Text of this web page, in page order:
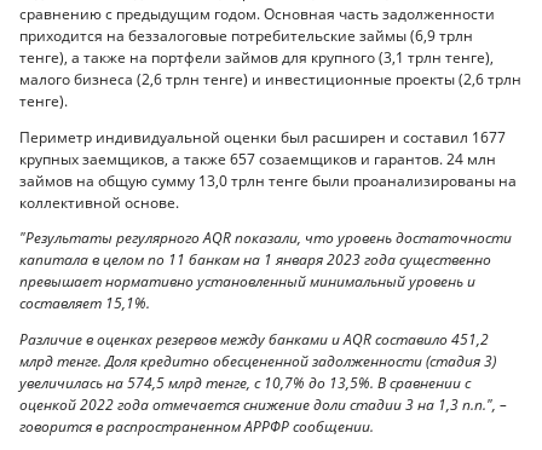
сравнению с предыдущим годом. Основная часть задолженности
приходится на беззалоговые потребительские займы (6,9 трлн
тенге), а также на портфели займов для крупного (3,1 трлн тенге),
малого бизнеса (2,6 трлн тенге) и инвестиционные проекты (2,6 трлн
тенге).
Периметр индивидуальной оценки был расширен и составил 1677
крупных заемщиков, а также 657 созаемщиков и гарантов. 24 млн
займов на общую сумму 13,0 трлн тенге были проанализированы на
коллективной основе.
"Результаты регулярного AQR показали, что уровень достаточности
капитала в целом по 11 банкам на 1 января 2023 года существенно
превышает нормативно установленный минимальный уровень и
составляет 15,1%.
Различие в оценках резервов между банками и AQR составило 451,2
млрд тенге. Доля кредитно обесцененной задолженности (стадия 3)
увеличилась на 574,5 млрд тенге, с 10,7% до 13,5%. В сравнении с
оценкой 2022 года отмечается снижение доли стадии 3 на 1,3 п.п.", –
говорится в распространенном АРРФР сообщении.